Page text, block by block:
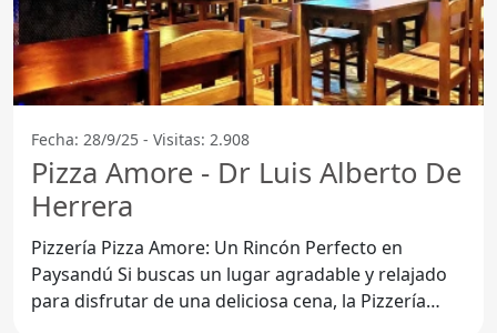
Fecha: 28/9/25 - Visitas: 2.908
Pizza Amore - Dr Luis Alberto De
Herrera
Pizzería Pizza Amore: Un Rincón Perfecto en
Paysandú Si buscas un lugar agradable y relajado
para disfrutar de una deliciosa cena, la Pizzería